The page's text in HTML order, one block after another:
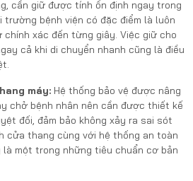
cần giữ được tính ổn định ngay trong
trường bệnh viện có đặc điểm là luôn
chính xác đến từng giây. Việc giữ cho
cả khi di chuyển nhanh cũng là điều
máy: Hệ thống bảo vệ được nâng
chở bệnh nhân nên cần được thiết kế
đối, đảm bảo không xảy ra sai sót
cửa thang cùng với hệ thống an toàn
là một trong những tiêu chuẩn cơ bản